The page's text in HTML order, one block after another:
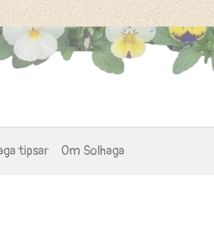
tipsar Om Solhaga